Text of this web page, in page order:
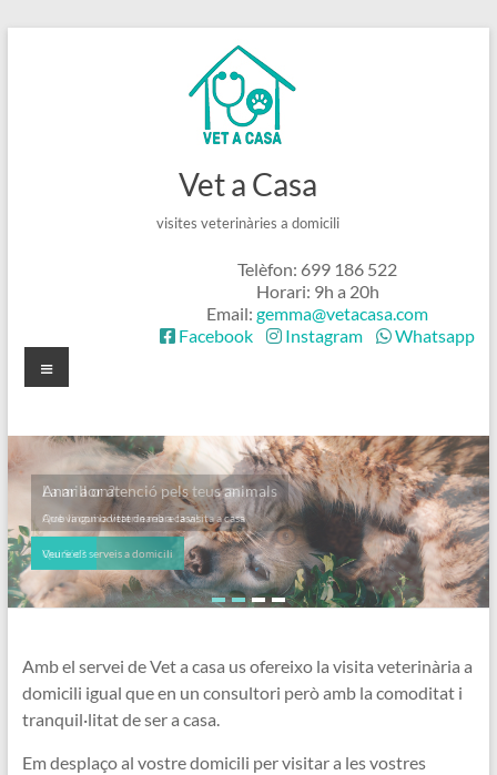
Vet a Casa
visites veterinàries a domicili
Telèfon: 699 186 522
Horari: 9h a 20h
Email:gemma@vetacasa.com
Facebook
Instagram Whatsapp
Menú
La millor atenció pels teus animals
Amb la comoditat de rebre la visita a casa
Veure els serveis a domicili
Amb el servei de Vet a casa us ofereixo la visita veterinària a
domicili igual que en un consultori però amb la comoditat i
tranquil·litat de ser a casa.
Em desplaço al vostre domicili per visitar a les vostres